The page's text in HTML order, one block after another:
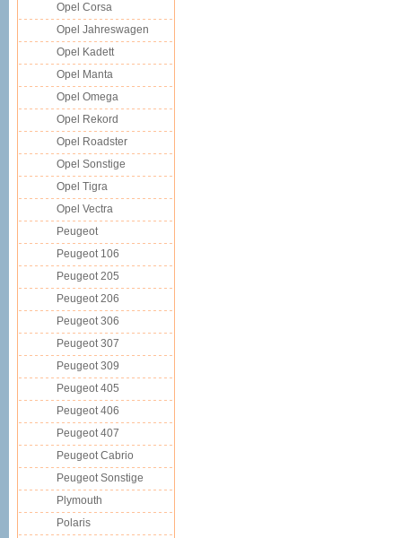
Opel Corsa
Opel Jahreswagen
Opel Kadett
Opel Manta
Opel Omega
Opel Rekord
Opel Roadster
Opel Sonstige
Opel Tigra
Opel Vectra
Peugeot
Peugeot 106
Peugeot 205
Peugeot 206
Peugeot 306
Peugeot 307
Peugeot 309
Peugeot 405
Peugeot 406
Peugeot 407
Peugeot Cabrio
Peugeot Sonstige
Plymouth
Polaris